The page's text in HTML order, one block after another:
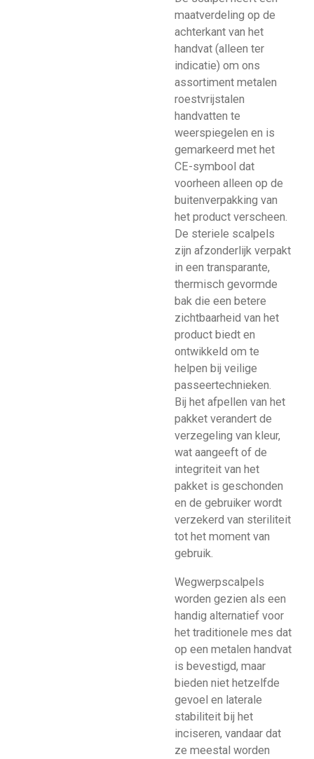
maatverdeling op de
achterkant van het
handvat (alleen ter
indicatie) om ons
assortiment metalen
roestvrijstalen
handvatten te
weerspiegelen en is
gemarkeerd met het
CE-symbool dat
voorheen alleen op de
buitenverpakking van
het product verscheen.
De steriele scalpels
zijn afzonderlijk verpakt
in een transparante,
thermisch gevormde
bak die een betere
zichtbaarheid van het
product biedt en
ontwikkeld om te
helpen bij veilige
passeertechnieken.
Bij het afpellen van het
pakket verandert de
verzegeling van kleur,
wat aangeeft of de
integriteit van het
pakket is geschonden
en de gebruiker wordt
verzekerd van steriliteit
tot het moment van
gebruik.
Wegwerpscalpels
worden gezien als een
handig alternatief voor
het traditionele mes dat
op een metalen handvat
is bevestigd, maar
bieden niet hetzelfde
gevoel en laterale
stabiliteit bij het
inciseren, vandaar dat
ze meestal worden